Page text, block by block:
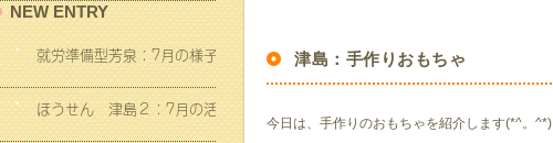
津島：手作りおもちゃ
今日は、手作りのおもちゃを紹介します(*^。^*)
NEW ENTRY
就労準備型芳泉：7月の様子
ほうせん 津島２：7月の活動